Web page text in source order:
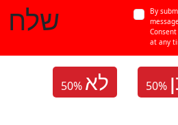
שלח
By
at any
50% לא 50%